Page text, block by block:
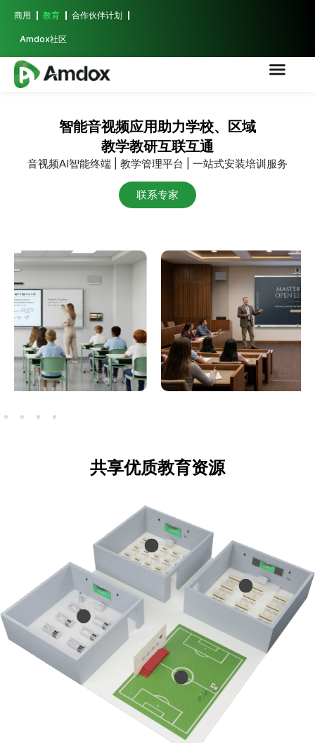
商用 教育 合作伙伴计划
Amdox社区
智能音视频应用助力学校、区域
教学教研互联互通
音视频AI智能终端 | 教学管理平台 | 一站式安装培训服务
联系专家
共享优质教育资源